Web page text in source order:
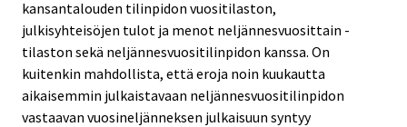
kansantalouden tilinpidon vuositilaston,
julkisyhteisöjen tulot ja menot neljännesvuosittain -
tilaston sekä neljännesvuositilinpidon kanssa. On
kuitenkin mahdollista, että eroja noin kuukautta
aikaisemmin julkaistavaan neljännesvuositilinpidon
vastaavan vuosineljänneksen julkaisuun syntyy